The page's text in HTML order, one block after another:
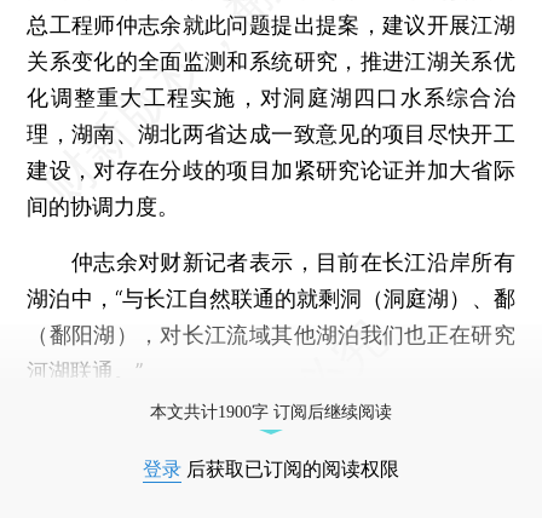
总工程师仲志余就此问题提出提案，建议开展江湖
关系变化的全面监测和系统研究，推进江湖关系优
化调整重大工程实施，对洞庭湖四口水系综合治
理，湖南、湖北两省达成一致意见的项目尽快开工
建设，对存在分歧的项目加紧研究论证并加大省际
间的协调力度。
仲志余对财新记者表示，目前在长江沿岸所有
湖泊中，“与长江自然联通的就剩洞（洞庭湖）、鄱
（鄱阳湖），对长江流域其他湖泊我们也正在研究
河湖联通。”
本文共计1900字 订阅后继续阅读
登录 后获取已订阅的阅读权限